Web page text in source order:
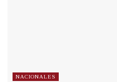
NACIONALES